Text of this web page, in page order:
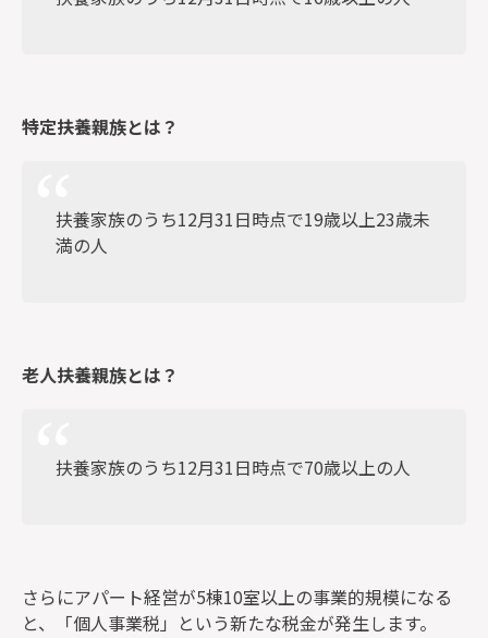
特定扶養親族とは？
扶養家族のうち12月31日時点で19歳以上23歳未
満の人
老人扶養親族とは？
扶養家族のうち12月31日時点で70歳以上の人
さらにアパート経営が5棟10室以上の事業的規模になる
と、「個人事業税」という新たな税金が発生します。